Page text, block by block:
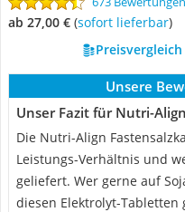
ab 27,00 € ( Sofort lieferbar)
Unsere
Unser Fazit für Nutri-
Die Nutri-Align
Leistungs-Verhältnis und
geliefert. Wer gerne auf
diesen Elektrolyt-